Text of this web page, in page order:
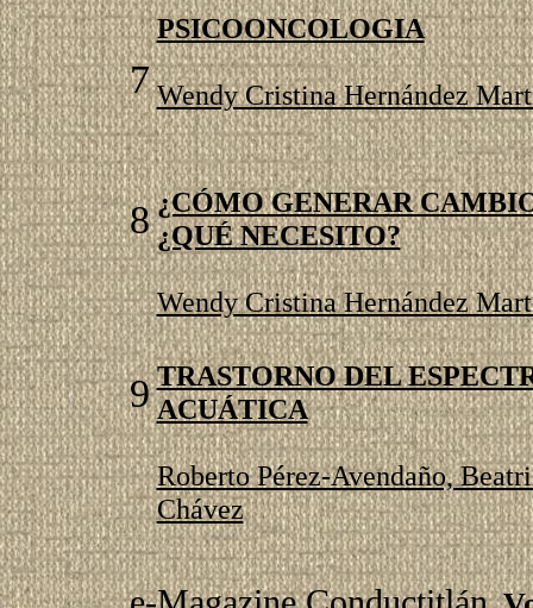
7
PSICOONCOLOGIA
Wendy Cristina Hernández
8 ¿CÓMO GENERAR
¿QUÉ NECESITO?
Wendy Cristina Hernández
9 TRASTORNO DEL
ACUÁTICA
Roberto Pérez-Avendaño,
Chávez